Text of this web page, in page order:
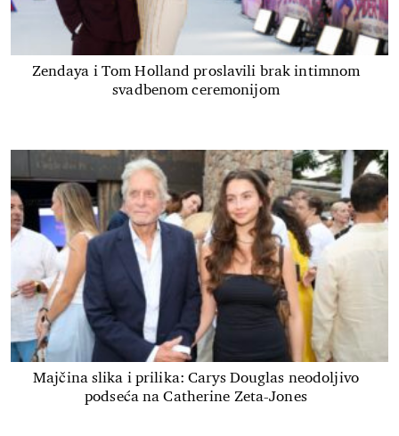
Zendaya i Tom Holland proslavili brak intimnom
svadbenom ceremonijom
Majčina slika i prilika: Carys Douglas neodoljivo
podseća na Catherine Zeta-Jones